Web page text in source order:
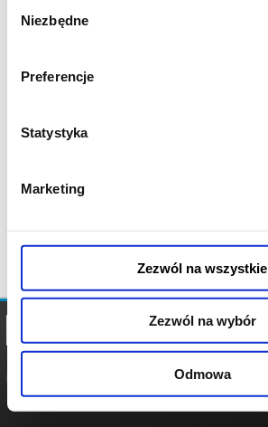
zgody
Niezbędne
Preferencje
Statystyka
Marketing
Zezwól na wszystkie
Zezwól na wybór
Odmowa
POLITYKA